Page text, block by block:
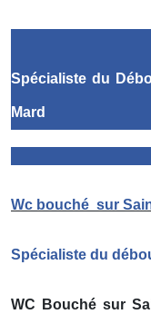
Spécialiste du
Mard
Wc bouché sur
Spécialiste du
WC Bouché sur